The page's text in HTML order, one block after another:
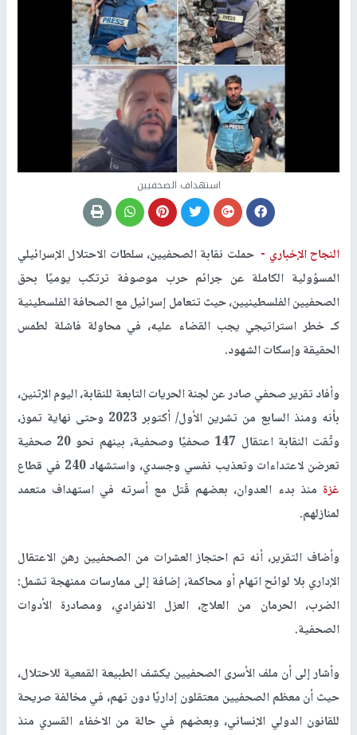
استهداف الصحفيين
النجاح الإخباري - حملت نقابة الصحفيين، سلطات الاحتلال الإسرائيلي
المسؤولية الكاملة عن جرائم حرب موصوفة ترتكب يوميًا بحق
الصحفيين الفلسطينيين، حيث تتعامل إسرائيل مع الصحافة الفلسطينية
كـ خطر استراتيجي يجب القضاء عليه، في محاولة فاشلة لطمس
الحقيقة وإسكات الشهود.
وأفاد تقرير صحفي صادر عن لجنة الحريات التابعة للنقابة، اليوم الإثنين،
بأنه ومنذ السابع من تشرين الأول/ أكتوبر 2023 وحتى نهاية تموز،
وثّقت النقابة اعتقال 147 صحفيًا وصحفية، بينهم نحو 20 صحفية
تعرضن لاعتداءات وتعذيب نفسي وجسدي، واستشهاد 240 في قطاع
غزة منذ بدء العدوان، بعضهم قُتل مع أسرته في استهداف متعمد
لمنازلهم.
وأضاف التقرير، أنه تم احتجاز العشرات من الصحفيين رهن الاعتقال
الإداري بلا لوائح اتهام أو محاكمة، إضافة إلى ممارسات ممنهجة تشمل:
الضرب، الحرمان من العلاج، العزل الانفرادي، ومصادرة الأدوات
الصحفية.
وأشار إلى أن ملف الأسرى الصحفيين يكشف الطبيعة القمعية للاحتلال،
حيث أن معظم الصحفيين معتقلون إداريًا دون تهم، في مخالفة صريحة
للقانون الدولي الإنساني، وبعضهم في حالة من الاخفاء القسري منذ